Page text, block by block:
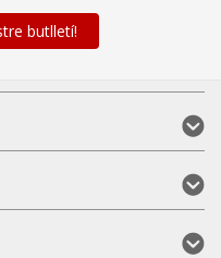
butlletí!